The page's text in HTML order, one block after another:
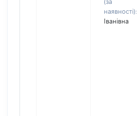
(за
наявності):
Іванівна